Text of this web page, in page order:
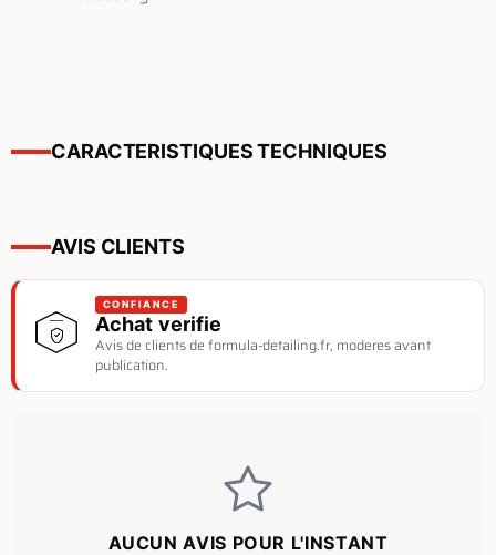
CARACTERISTIQUES TECHNIQUES
AVIS CLIENTS
CONFIANCE
Achat verifie
Avis de clients de formula-detailing.fr, moderes avant
publication.
AUCUN AVIS POUR L'INSTANT